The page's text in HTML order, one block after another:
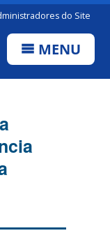
do Site
MENU